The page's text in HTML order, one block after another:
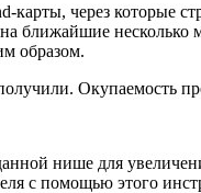
карты, через
ближайшие
образом.
нише для
с помощью этого